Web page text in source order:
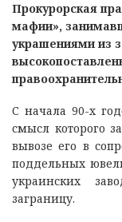
Прокурорская
мафии»,
украшениями из
С начала 90-х
смысл которого
вывозе его в
поддельных
украинских
заграницу.